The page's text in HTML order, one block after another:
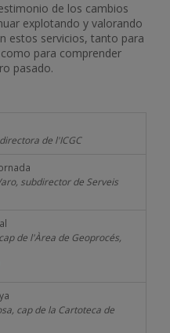
de los cambios
explotando y valorando
estos servicios, tanto para
para comprender
pasado.
de l'ICGC
subdirector de Serveis
de l'Àrea de Geoprocés,
cap de la Cartoteca de